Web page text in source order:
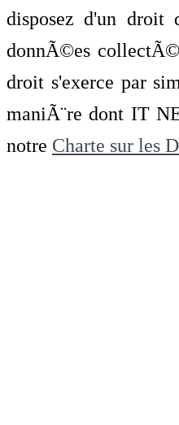
disposez d'un droit
donnÃ©es
droit s'exerce par
maniÃ¨re dont IT
notre Charte sur les